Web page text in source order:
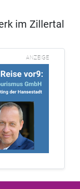
im Zillertal
ANZEIGE